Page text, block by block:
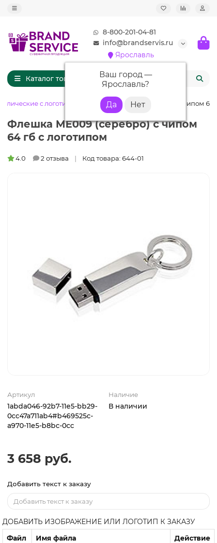
8-800-201-04-81
info@brandservis.ru
Ярославль
Ваш город —
Ярославль?
Каталог товаров
с логотипом Флешка ME009 (серебро) с чипом 64
Флешка ME009 (серебро) с чипом
64 гб с логотипом
4.0 2 отзыва Код товара: 644-01
Артикул
1abda046-92b7-11e5-bb29-
0cc47a711ab4#b469525c-
a970-11e5-b8bc-0cc
Наличие
В наличии
3 658 руб.
Добавить текст к заказу
ДОБАВИТЬ ИЗОБРАЖЕНИЕ ИЛИ ЛОГОТИП К ЗАКАЗУ
Файл
Имя файла Действие